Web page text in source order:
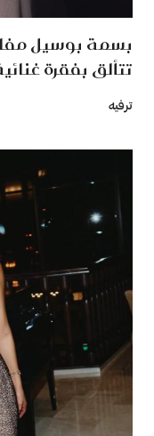
تتألق بفقرة
ترفيه